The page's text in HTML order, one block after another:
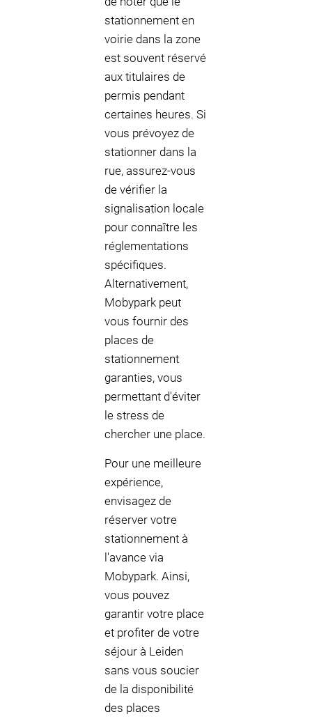
stationnement en
voirie dans la zone
est souvent réservé
aux titulaires de
permis pendant
certaines heures. Si
vous prévoyez de
stationner dans la
rue, assurez-vous
de vérifier la
signalisation locale
pour connaître les
réglementations
spécifiques.
Alternativement,
Mobypark peut
vous fournir des
places de
stationnement
garanties, vous
permettant d'éviter
le stress de
chercher une place.
Pour une meilleure
expérience,
envisagez de
réserver votre
stationnement à
l'avance via
Mobypark. Ainsi,
vous pouvez
garantir votre place
et profiter de votre
séjour à Leiden
sans vous soucier
de la disponibilité
des places